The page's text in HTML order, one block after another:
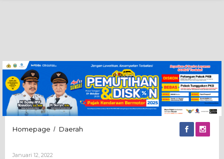
Homepage / Daerah
Januari 12, 2022